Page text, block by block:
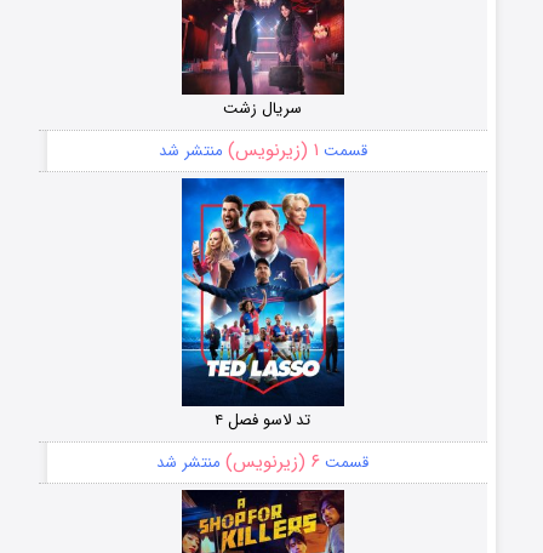
سریال زشت
قسمت ۱ (زیرنویس) منتشر شد
تد لاسو فصل ۴
قسمت ۶ (زیرنویس) منتشر شد